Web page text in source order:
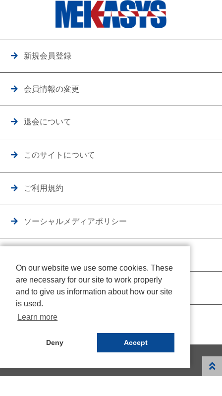
新規会員登録
会員情報の変更
退会について
このサイトについて
ご利用規約
ソーシャルメディアポリシー
クッキーポリシー
On our website we use some cookies. These
are necessary for our site to work properly
and to give us information about how our site
is used.
Learn more
Deny Accept